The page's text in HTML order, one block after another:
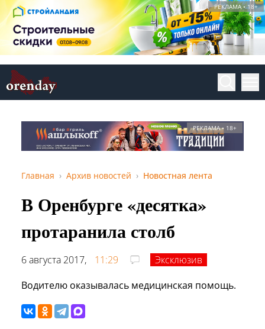
РЕКЛАМА • 18+
РЕКЛАМА • 18+
Главная Архив новостей Новостная лента
В Оренбурге «десятка»
протаранила столб
6 августа 2017, 11:29
Эксклюзив
Водителю оказывалась медицинская помощь.